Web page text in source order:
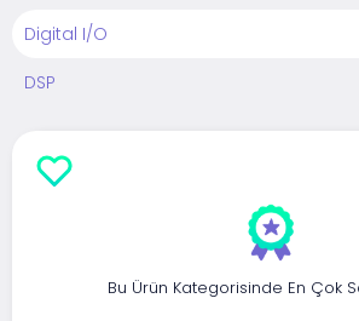
Digital I/O
DSP
Bu Ürün Kategorisinde En Çok